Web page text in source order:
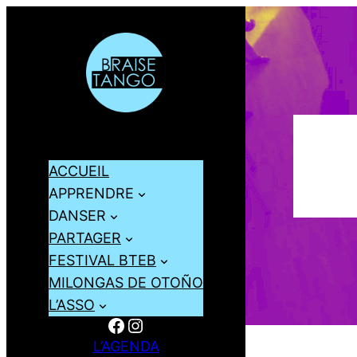
ACCUEIL
APPRENDRE
DANSER
PARTAGER
FESTIVAL BTEB
MILONGAS DE OTOÑO
L’ASSO
Facebook Instagram
L’AGENDA